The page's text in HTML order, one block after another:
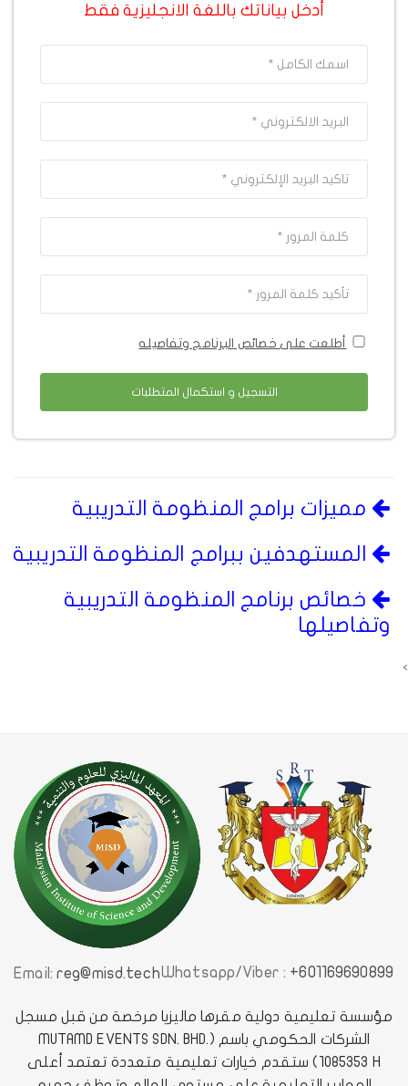
أدخل بياناتك باللغة الانجليزية فقط
أطلعت على خصائص البرنامج وتفاصيله
التسجيل و استكمال المتطلبات
مميزات برامج المنظومة التدريبية
المستهدفين ببرامج المنظومة التدريبية
خصائص برنامج المنظومة التدريبية
وتفاصيلها
>
Email:reg@misd.techWhatsapp/Viber : +601169690899
مؤسسة تعليمية دولية مقرها ماليزيا مرخصة من قبل مسجل
الشركات الحكومي باسم (MUTAMD EVENTS SDN. BHD.
1085353 H) ستقدم خيارات تعليمية متعددة تعتمد أعلى